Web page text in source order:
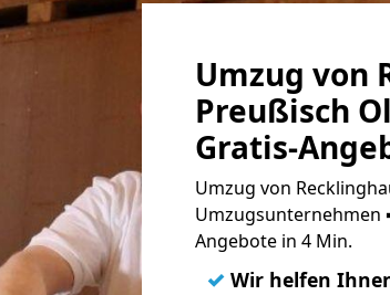
Umzug von
Preußisch
Gratis-
Umzug von
Umzugsunternehmen
Angebote in 4 Min.
✓ Wir helfen